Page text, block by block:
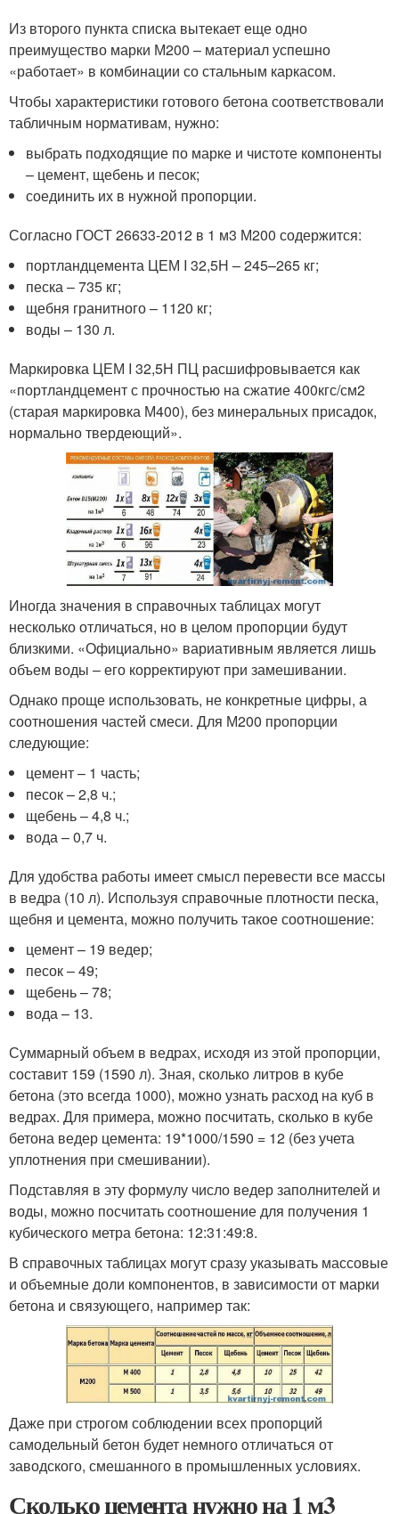
Из второго пункта списка вытекает еще одно
преимущество марки М200 – материал успешно
«работает» в комбинации со стальным каркасом.
Чтобы характеристики готового бетона соответствовали
табличным нормативам, нужно:
выбрать подходящие по марке и чистоте компоненты
– цемент, щебень и песок;
соединить их в нужной пропорции.
Согласно ГОСТ 26633-2012 в 1 м3 М200 содержится:
портландцемента ЦЕМ I 32,5Н – 245–265 кг;
песка – 735 кг;
щебня гранитного – 1120 кг;
воды – 130 л.
Маркировка ЦЕМ I 32,5Н ПЦ расшифровывается как
«портландцемент с прочностью на сжатие 400кгс/см2
(старая маркировка М400), без минеральных присадок,
нормально твердеющий».
Иногда значения в справочных таблицах могут
несколько отличаться, но в целом пропорции будут
близкими. «Официально» вариативным является лишь
объем воды – его корректируют при замешивании.
Однако проще использовать, не конкретные цифры, а
соотношения частей смеси. Для М200 пропорции
следующие:
цемент – 1 часть;
песок – 2,8 ч.;
щебень – 4,8 ч.;
вода – 0,7 ч.
Для удобства работы имеет смысл перевести все массы
в ведра (10 л). Используя справочные плотности песка,
щебня и цемента, можно получить такое соотношение:
цемент – 19 ведер;
песок – 49;
щебень – 78;
вода – 13.
Суммарный объем в ведрах, исходя из этой пропорции,
составит 159 (1590 л). Зная, сколько литров в кубе
бетона (это всегда 1000), можно узнать расход на куб в
ведрах. Для примера, можно посчитать, сколько в кубе
бетона ведер цемента: 19*1000/1590 = 12 (без учета
уплотнения при смешивании).
Подставляя в эту формулу число ведер заполнителей и
воды, можно посчитать соотношение для получения 1
кубического метра бетона: 12:31:49:8.
В справочных таблицах могут сразу указывать массовые
и объемные доли компонентов, в зависимости от марки
бетона и связующего, например так:
Даже при строгом соблюдении всех пропорций
самодельный бетон будет немного отличаться от
заводского, смешанного в промышленных условиях.
Сколько цемента нужно на 1 м3